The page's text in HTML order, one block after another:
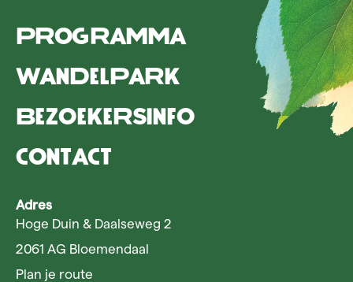
Programma
Wandelpark
Bezoekersinfo
Contact
Adres
Hoge Duin & Daalseweg 2
2061 AG Bloemendaal
Plan je route